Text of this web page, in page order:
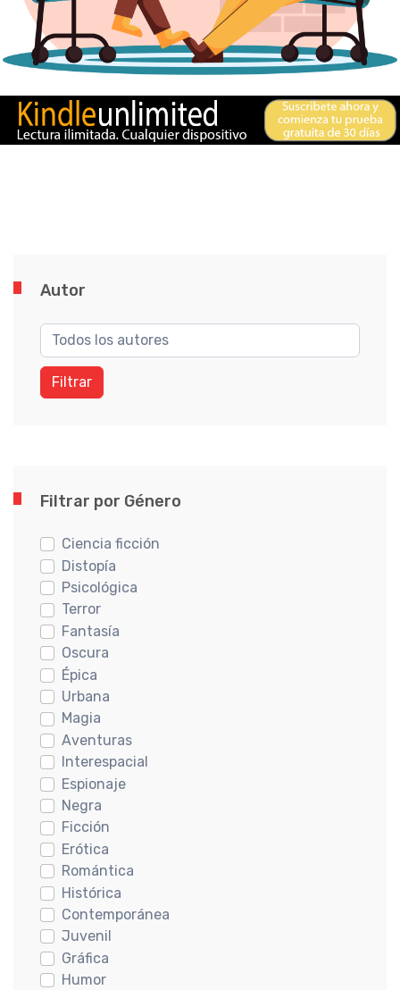
Autor
Filtrar
Filtrar por Género
Ciencia ficción
Distopía
Psicológica
Terror
Fantasía
Oscura
Épica
Urbana
Magia
Aventuras
Interespacial
Espionaje
Negra
Ficción
Erótica
Romántica
Histórica
Contemporánea
Juvenil
Gráfica
Humor